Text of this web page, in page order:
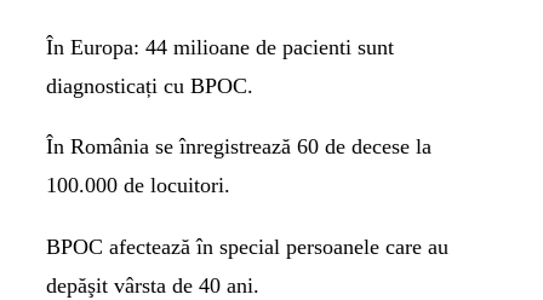
În Europa: 44 milioane de pacienti sunt
diagnosticați cu BPOC.
În România se înregistrează 60 de decese la
100.000 de locuitori.
BPOC afectează în special persoanele care au
depăşit vârsta de 40 ani.